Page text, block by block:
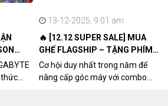
&
thức
13-12-2025, 9:01 am
🔥 [12.12 SUPER SALE] MUA
GHẾ FLAGSHIP – TẶNG PHÍM
CƠ XỊN
Cơ hội duy nhất trong năm để
nâng cấp góc máy với combo